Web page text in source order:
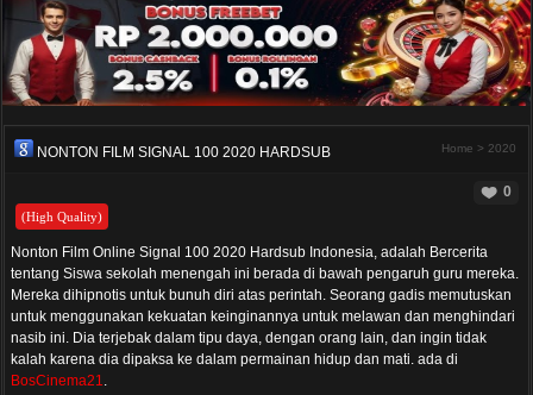
NONTON FILM SIGNAL 100 2020 HARDSUB Home > 2020
0
(High Quality)
Nonton Film Online Signal 100 2020 Hardsub Indonesia, adalah Bercerita
tentang Siswa sekolah menengah ini berada di bawah pengaruh guru mereka.
Mereka dihipnotis untuk bunuh diri atas perintah. Seorang gadis memutuskan
untuk menggunakan kekuatan keinginannya untuk melawan dan menghindari
nasib ini. Dia terjebak dalam tipu daya, dengan orang lain, dan ingin tidak
kalah karena dia dipaksa ke dalam permainan hidup dan mati. ada di
BosCinema21.